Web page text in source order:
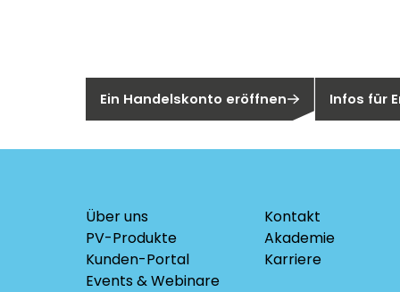
Ein Handelskonto eröffnen Infos für
Über uns
PV-Produkte
Kunden-Portal
Events & Webinare
Kontakt
Akademie
Karriere